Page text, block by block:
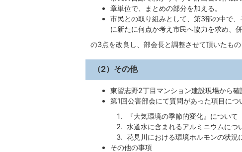
章単位で、まとめの部分を加える。
市民との取り組みとして、第3部の中で
に新たに何点か考え市民へ協力を求め、
の3点を改良し、部会長と調整させて頂いたも
（2）その他
東習志野2丁目マンション建設現場から
第1回公害部会にて質問があった項目に
『大気環境の季節的変化』について
水道水に含まれるアルミニウムにつ
花見川における環境ホルモンの状況
その他の事項